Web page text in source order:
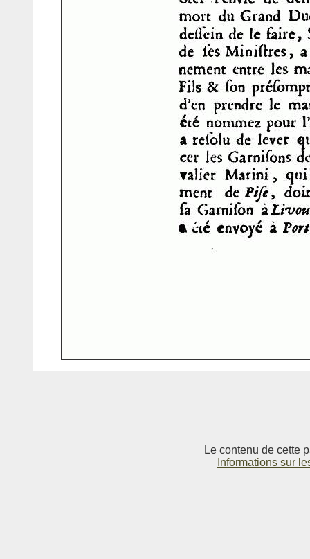
Le contenu de cette
Informations sur